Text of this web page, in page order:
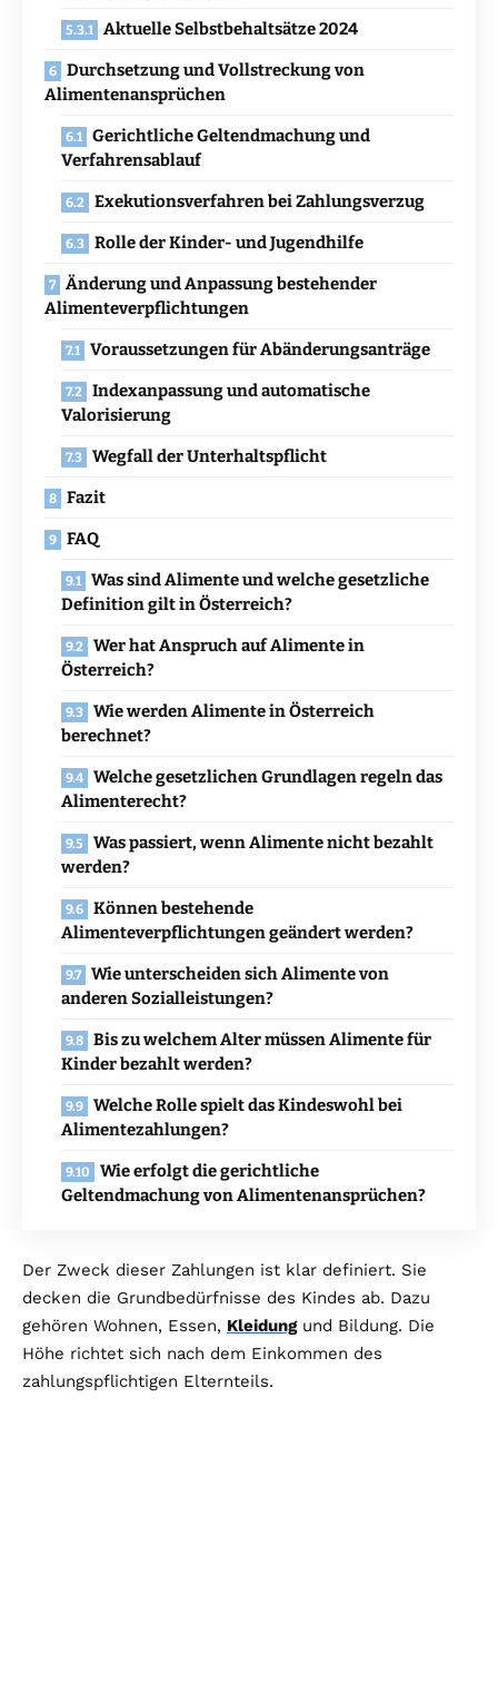
Aktuelle Selbstbehaltsätze 2024
Durchsetzung und Vollstreckung von
Alimentenansprüchen
Gerichtliche Geltendmachung und
Verfahrensablauf
Exekutionsverfahren bei Zahlungsverzug
Rolle der Kinder- und Jugendhilfe
Änderung und Anpassung bestehender
Alimenteverpflichtungen
Voraussetzungen für Abänderungsanträge
Indexanpassung und automatische
Valorisierung
Wegfall der Unterhaltspflicht
Fazit
FAQ
Was sind Alimente und welche gesetzliche
Definition gilt in Österreich?
Wer hat Anspruch auf Alimente in
Österreich?
Wie werden Alimente in Österreich
berechnet?
Welche gesetzlichen Grundlagen regeln das
Alimenterecht?
Was passiert, wenn Alimente nicht bezahlt
werden?
Können bestehende
Alimenteverpflichtungen geändert werden?
Wie unterscheiden sich Alimente von
anderen Sozialleistungen?
Bis zu welchem Alter müssen Alimente für
Kinder bezahlt werden?
Welche Rolle spielt das Kindeswohl bei
Alimentezahlungen?
Wie erfolgt die gerichtliche
Geltendmachung von Alimentenansprüchen?
Der Zweck dieser Zahlungen ist klar definiert. Sie
decken die Grundbedürfnisse des Kindes ab. Dazu
gehören Wohnen, Essen, Kleidungund Bildung. Die
Höhe richtet sich nach dem Einkommen des
zahlungspflichtigen Elternteils.